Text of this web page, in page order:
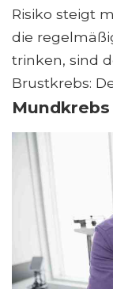
Risiko steigt
die
trinken, sind
Brustkrebs:
Mundkrebs